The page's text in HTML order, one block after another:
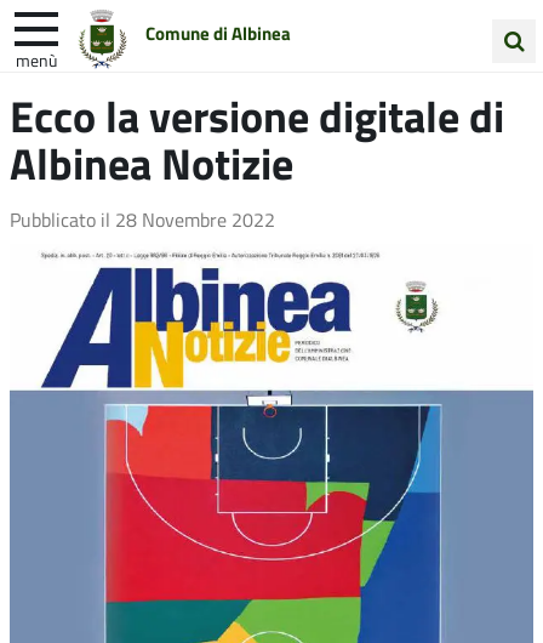
Comune di Albinea
menù
nel
sito
Entra in Comune Vivi Albinea
Unione Colline Matildiche
Ecco la versione digitale di
Albinea Notizie
Pubblicato il 28 Novembre 2022